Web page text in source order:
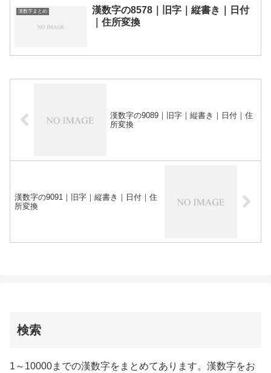
漢数字まとめ
漢数字の8578｜旧字｜縦書き｜日付
｜住所変換
漢数字の9089｜旧字｜縦書き｜日付｜住
所変換
漢数字の9091｜旧字｜縦書き｜日付｜住
所変換
検索
1～10000までの漢数字をまとめてあります。漢数字をお